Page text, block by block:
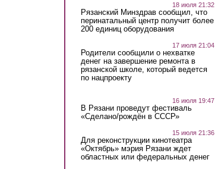
18 июля 21:32
Рязанский Минздрав сообщил, что
перинатальный центр получит более
200 единиц оборудования
17 июля 21:04
Родители сообщили о нехватке
денег на завершение ремонта в
рязанской школе, который ведется
по нацпроекту
16 июля 19:47
В Рязани проведут фестиваль
«Сделано/рождён в СССР»
15 июля 21:36
Для реконструкции кинотеатра
«Октябрь» мэрия Рязани ждет
областных или федеральных денег